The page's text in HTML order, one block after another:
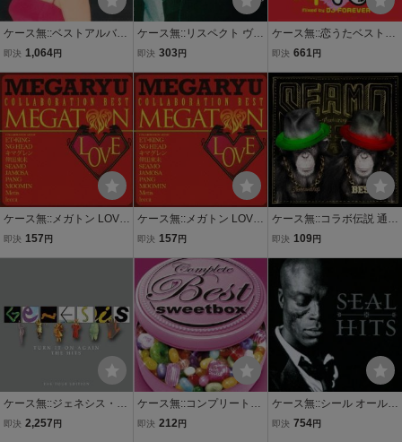
ケース無::ベストアルバム
レンタル落ち 中古 CD
即決 1,064円
ケース無::リスペクト ヴェ
リー ベスト オブ オーティ
タル落ち 中古 CD 【ご奉
仕価格】
即決 303 円
ケース無::恋うたベスト10
0 Mixed by DJ FOREVER
D 【ご奉仕価格】
即決 661円
ケース無::メガトン LOVE
コラボ・ベスト レンタル
即決 157 円
ケース無::メガトン LOVE
コラボ・ベスト レンタル
格】
即決 157 円
ケース無::コラボ伝説 通常
盤 2CD レンタル落ち 中
即決 109円
ケース無::ジェネシス・ベ
スト 2007:2CD レンタル
即決 2,257 円
ケース無::コンプリート・
ベスト 2CD レンタル落ち
即決 212 円
ケース無::シール オールタ
イム・ベスト 2CD レンタ
即決 754円